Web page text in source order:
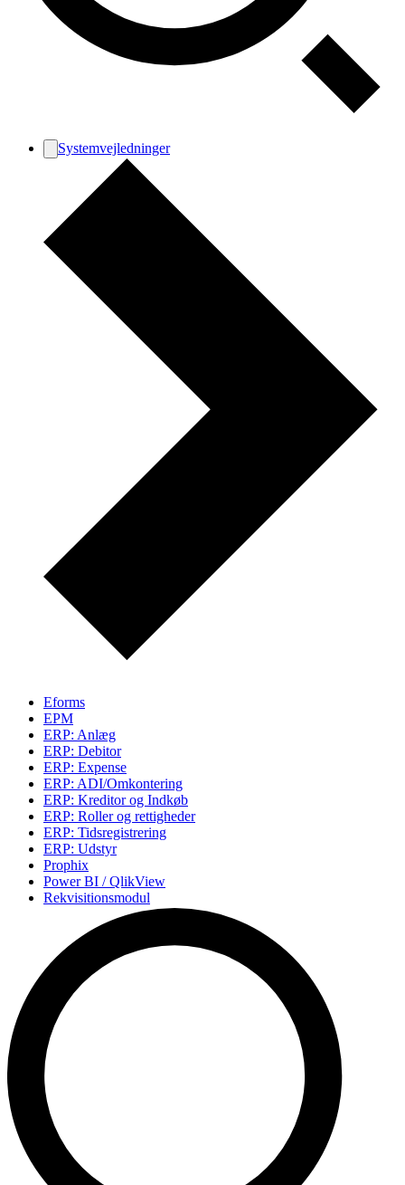
Systemvejledninger
Eforms
EPM
ERP: Anlæg
ERP: Debitor
ERP: Expense
ERP: ADI/Omkontering
ERP: Kreditor og Indkøb
ERP: Roller og rettigheder
ERP: Tidsregistrering
ERP: Udstyr
Prophix
Power BI / QlikView
Rekvisitionsmodul